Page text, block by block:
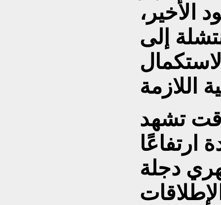
الأخير،
إلى
تشهد
ارتفاعًا
دجلة